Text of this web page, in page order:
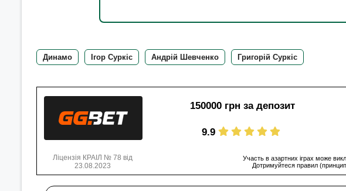
Динамо Ігор Суркіс Андрій Шевченко Григорій Суркіс
150000 грн за депозит
9.9
Ліцензія КРАІЛ № 78 від
23.08.2023
Участь в азартних іграх може
Дотримуйтеся правил